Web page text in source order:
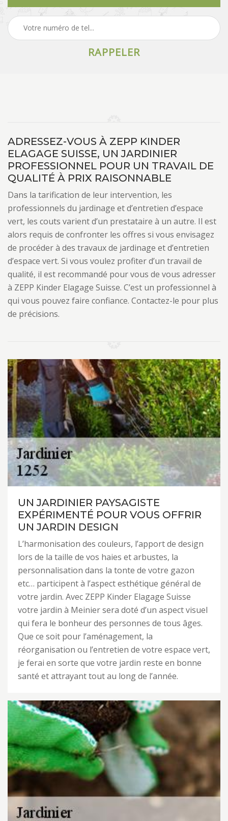
ADRESSEZ-VOUS À ZEPP KINDER
ELAGAGE SUISSE, UN JARDINIER
PROFESSIONNEL POUR UN TRAVAIL DE
QUALITÉ À PRIX RAISONNABLE
Dans la tarification de leur intervention, les
professionnels du jardinage et d’entretien d’espace
vert, les couts varient d’un prestataire à un autre. Il est
alors requis de confronter les offres si vous envisagez
de procéder à des travaux de jardinage et d’entretien
d’espace vert. Si vous voulez profiter d’un travail de
qualité, il est recommandé pour vous de vous adresser
à ZEPP Kinder Elagage Suisse. C’est un professionnel à
qui vous pouvez faire confiance. Contactez-le pour plus
de précisions.
UN JARDINIER PAYSAGISTE
EXPÉRIMENTÉ POUR VOUS OFFRIR
UN JARDIN DESIGN
L’harmonisation des couleurs, l’apport de design
lors de la taille de vos haies et arbustes, la
personnalisation dans la tonte de votre gazon
etc… participent à l’aspect esthétique général de
votre jardin. Avec ZEPP Kinder Elagage Suisse
votre jardin à Meinier sera doté d’un aspect visuel
qui fera le bonheur des personnes de tous âges.
Que ce soit pour l’aménagement, la
réorganisation ou l’entretien de votre espace vert,
je ferai en sorte que votre jardin reste en bonne
santé et attrayant tout au long de l’année.